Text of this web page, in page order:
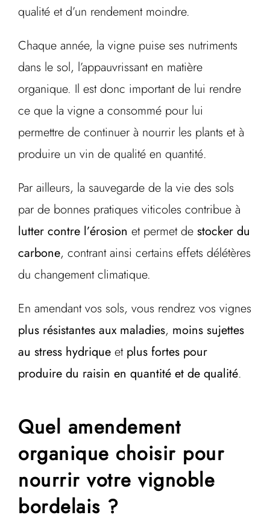
qualité et d’un rendement moindre.
Chaque année, la vigne puise ses nutriments
dans le sol, l’appauvrissant en matière
organique. Il est donc important de lui rendre
ce que la vigne a consommé pour lui
permettre de continuer à nourrir les plants et à
produire un vin de qualité en quantité.
Par ailleurs, la sauvegarde de la vie des sols
par de bonnes pratiques viticoles contribue à
lutter contre l’érosion et permet de stocker du
carbone, contrant ainsi certains effets délétères
du changement climatique.
En amendant vos sols, vous rendrez vos vignes
plus résistantes aux maladies, moins sujettes
au stress hydrique et plus fortes pour
produire du raisin en quantité et de qualité.
Quel amendement
organique choisir pour
nourrir votre vignoble
bordelais ?